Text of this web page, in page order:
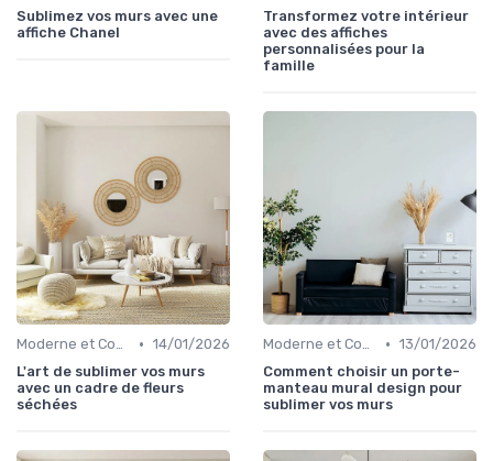
Sublimez vos murs avec une
affiche Chanel
Transformez votre intérieur
avec des affiches
personnalisées pour la
famille
Moderne et Contemporain • 14/01/2026
L'art de sublimer vos murs
avec un cadre de fleurs
séchées
Moderne et Contemporain • 13/01/2026
Comment choisir un porte-
manteau mural design pour
sublimer vos murs